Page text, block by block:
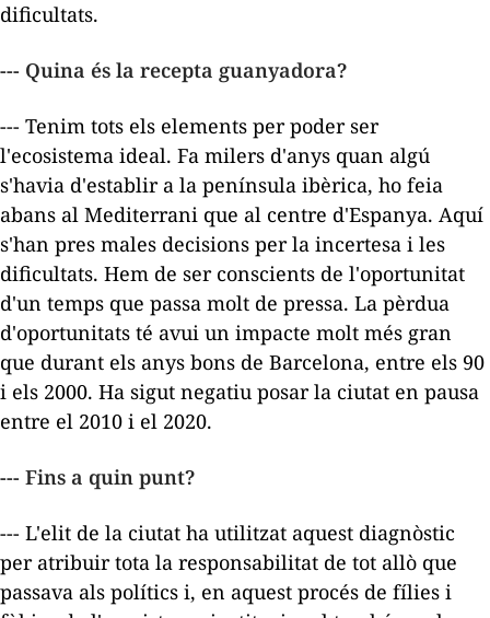
dificultats.
--- Quina és la recepta guanyadora?
--- Tenim tots els elements per poder ser
l'ecosistema ideal. Fa milers d'anys quan algú
s'havia d'establir a la península ibèrica, ho feia
abans al Mediterrani que al centre d'Espanya. Aquí
s'han pres males decisions per la incertesa i les
dificultats. Hem de ser conscients de l'oportunitat
d'un temps que passa molt de pressa. La pèrdua
d'oportunitats té avui un impacte molt més gran
que durant els anys bons de Barcelona, entre els 90
i els 2000. Ha sigut negatiu posar la ciutat en pausa
entre el 2010 i el 2020.
--- Fins a quin punt?
--- L'elit de la ciutat ha utilitzat aquest diagnòstic
per atribuir tota la responsabilitat de tot allò que
passava als polítics i, en aquest procés de fílies i